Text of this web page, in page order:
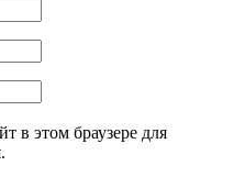
в этом браузере для